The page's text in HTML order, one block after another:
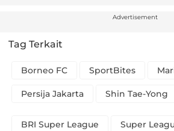
Advertisement
Tag Terkait
Borneo FC SportBites
Persija Jakarta Shin Tae-Yong
BRI Super League Super